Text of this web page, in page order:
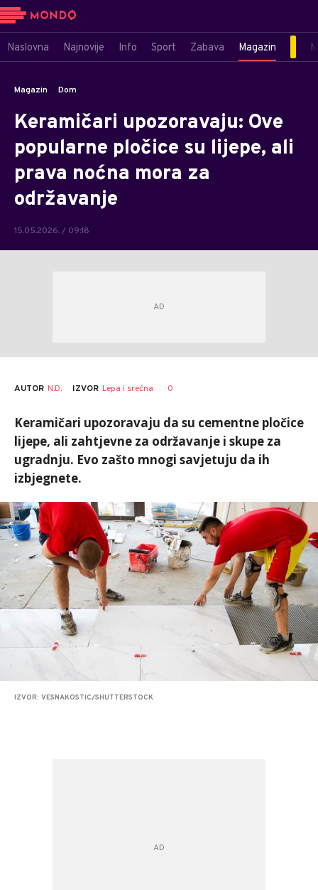
Naslovna Najnovije Info Sport Zabava Magazin
Magazin Dom
Keramičari upozoravaju: Ove
popularne pločice su lijepe, ali
prava noćna mora za
održavanje
15.05.2026. / 09:18
AUTOR N.D. IZVOR Lepa i srećna 0
Keramičari upozoravaju da su cementne pločice
lijepe, ali zahtjevne za održavanje i skupe za
ugradnju. Evo zašto mnogi savjetuju da ih
izbjegnete.
IZVOR: VESNAKOSTIC/SHUTTERSTOCK